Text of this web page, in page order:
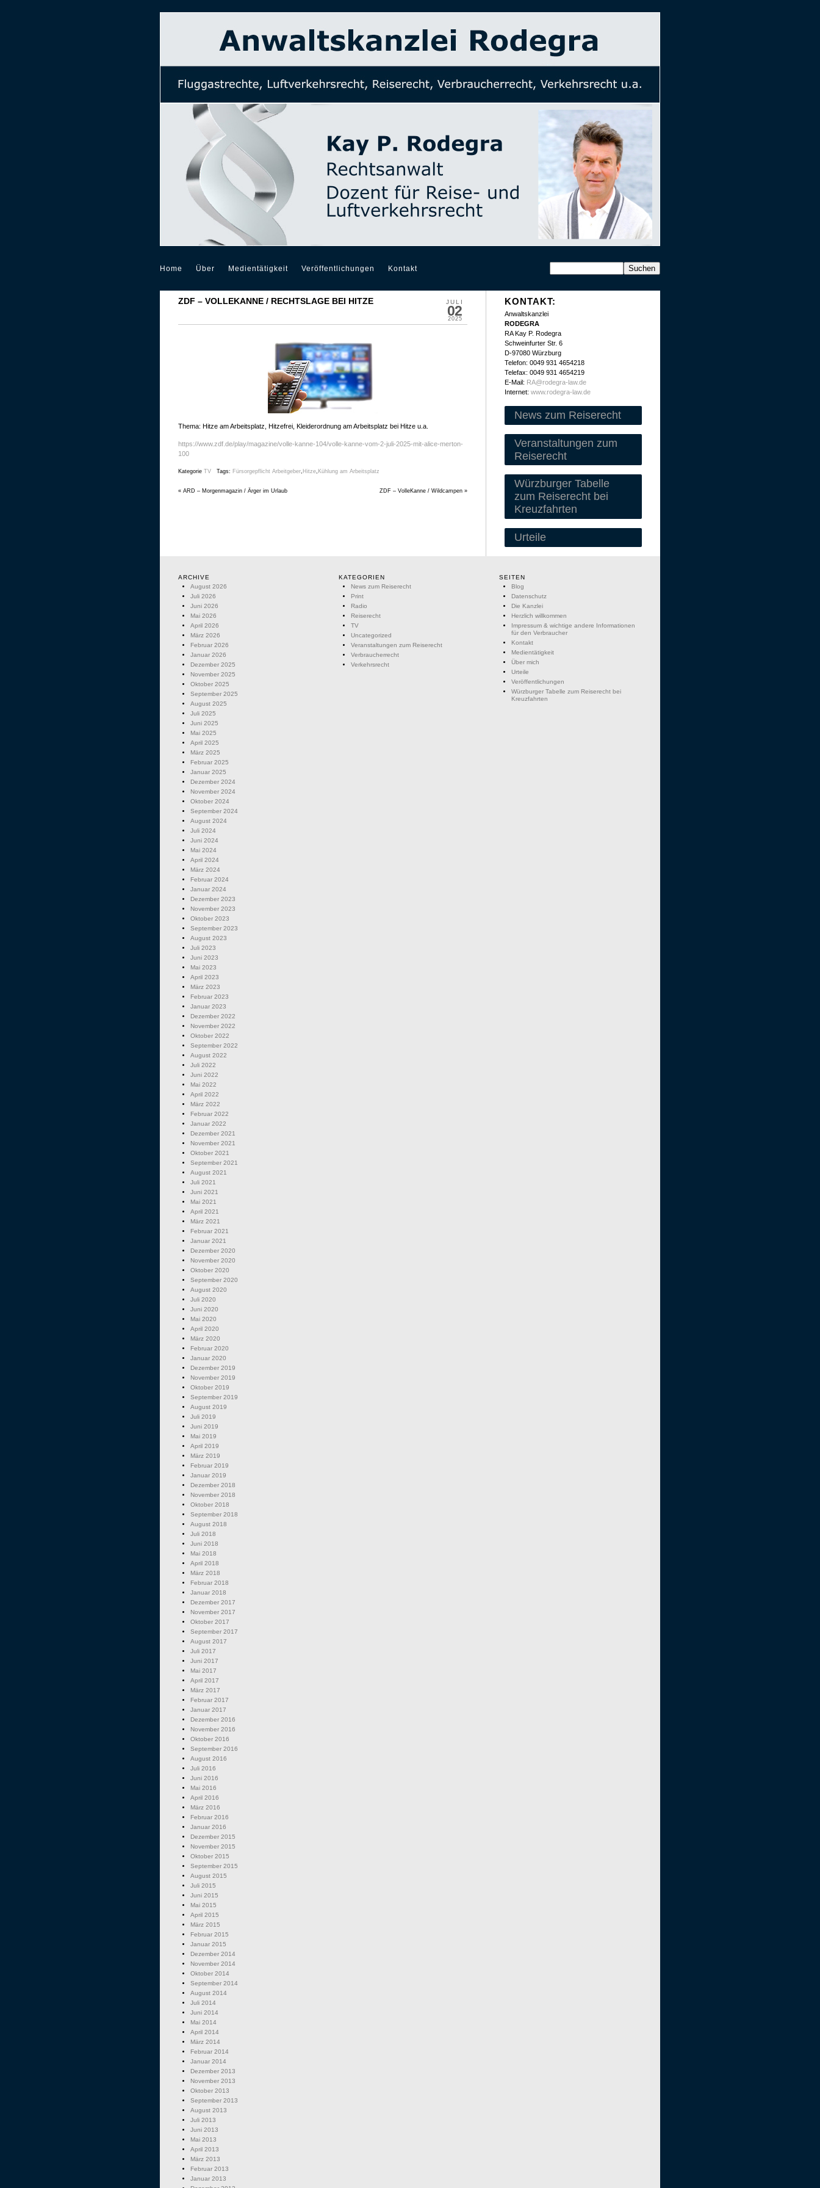
Home Über Medientätigkeit Veröffentlichungen Kontakt
JULI
02
2025
ZDF – VOLLEKANNE / RECHTSLAGE BEI HITZE
Thema: Hitze am Arbeitsplatz, Hitzefrei, Kleiderordnung am Arbeitsplatz bei Hitze u.a.
https://www.zdf.de/play/magazine/volle-kanne-104/volle-kanne-vom-2-juli-2025-mit-alice-merton-
100
Kategorie TV Tags: Fürsorgepflicht Arbeitgeber, Hitze, Kühlung am Arbeitsplatz
« ARD – Morgenmagazin / Ärger im Urlaub ZDF – VolleKanne / Wildcampen »
KONTAKT:
Anwaltskanzlei
RODEGRA
RA Kay P. Rodegra
Schweinfurter Str. 6
D-97080 Würzburg
Telefon: 0049 931 4654218
Telefax: 0049 931 4654219
E-Mail: RA@rodegra-law.de
Internet: www.rodegra-law.de
News zum Reiserecht
Veranstaltungen zum
Reiserecht
Würzburger Tabelle
zum Reiserecht bei
Kreuzfahrten
Urteile
ARCHIVE
August 2026
Juli 2026
Juni 2026
Mai 2026
April 2026
März 2026
Februar 2026
Januar 2026
Dezember 2025
November 2025
Oktober 2025
September 2025
August 2025
Juli 2025
Juni 2025
Mai 2025
April 2025
März 2025
Februar 2025
Januar 2025
Dezember 2024
November 2024
Oktober 2024
September 2024
August 2024
Juli 2024
Juni 2024
Mai 2024
April 2024
März 2024
Februar 2024
Januar 2024
Dezember 2023
November 2023
Oktober 2023
September 2023
August 2023
Juli 2023
Juni 2023
Mai 2023
April 2023
März 2023
Februar 2023
Januar 2023
Dezember 2022
November 2022
Oktober 2022
September 2022
August 2022
Juli 2022
Juni 2022
Mai 2022
April 2022
März 2022
Februar 2022
Januar 2022
Dezember 2021
November 2021
Oktober 2021
September 2021
August 2021
Juli 2021
Juni 2021
Mai 2021
April 2021
März 2021
Februar 2021
Januar 2021
Dezember 2020
November 2020
Oktober 2020
September 2020
August 2020
Juli 2020
Juni 2020
Mai 2020
April 2020
März 2020
Februar 2020
Januar 2020
Dezember 2019
November 2019
Oktober 2019
September 2019
August 2019
Juli 2019
Juni 2019
Mai 2019
April 2019
März 2019
Februar 2019
Januar 2019
Dezember 2018
November 2018
Oktober 2018
September 2018
August 2018
Juli 2018
Juni 2018
Mai 2018
April 2018
März 2018
Februar 2018
Januar 2018
Dezember 2017
November 2017
Oktober 2017
September 2017
August 2017
Juli 2017
Juni 2017
Mai 2017
April 2017
März 2017
Februar 2017
Januar 2017
Dezember 2016
November 2016
Oktober 2016
September 2016
August 2016
Juli 2016
Juni 2016
Mai 2016
April 2016
März 2016
Februar 2016
Januar 2016
Dezember 2015
November 2015
Oktober 2015
September 2015
August 2015
Juli 2015
Juni 2015
Mai 2015
April 2015
März 2015
Februar 2015
Januar 2015
Dezember 2014
November 2014
Oktober 2014
September 2014
August 2014
Juli 2014
Juni 2014
Mai 2014
April 2014
März 2014
Februar 2014
Januar 2014
Dezember 2013
November 2013
Oktober 2013
September 2013
August 2013
Juli 2013
Juni 2013
Mai 2013
April 2013
März 2013
Februar 2013
Januar 2013
KATEGORIEN
News zum Reiserecht
Print
Radio
Reiserecht
TV
Uncategorized
Veranstaltungen zum Reiserecht
Verbraucherrecht
Verkehrsrecht
SEITEN
Blog
Datenschutz
Die Kanzlei
Herzlich willkommen
Impressum & wichtige andere Informationen
für den Verbraucher
Kontakt
Medientätigkeit
Über mich
Urteile
Veröffentlichungen
Würzburger Tabelle zum Reiserecht bei
Kreuzfahrten